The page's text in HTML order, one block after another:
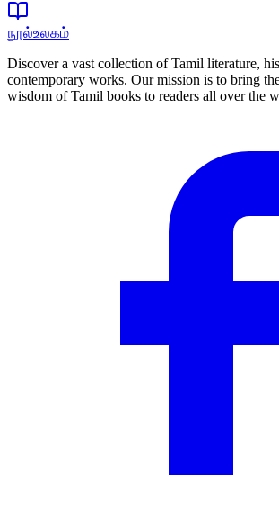
நூல்உலகம்
Discover a vast collection of Tamil literature,
contemporary works. Our mission is to bring
wisdom of Tamil books to readers all over the